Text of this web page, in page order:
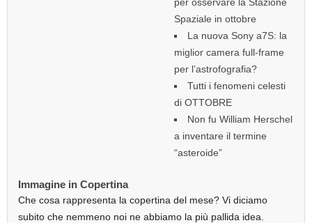
Spaziale in ottobre
La nuova Sony a7S: la
miglior camera full-frame
per l’astrofografia?
Tutti i fenomeni celesti
di OTTOBRE
Non fu William Herschel
a inventare il termine
“asteroide”
Immagine in Copertina
Che cosa rappresenta la copertina del mese? Vi diciamo
subito che nemmeno noi ne abbiamo la più pallida idea.